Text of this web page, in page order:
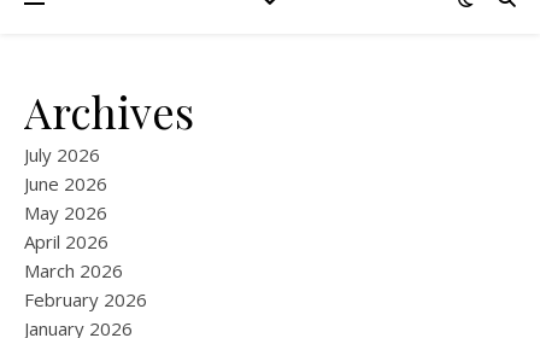
Archives
July 2026
June 2026
May 2026
April 2026
March 2026
February 2026
January 2026